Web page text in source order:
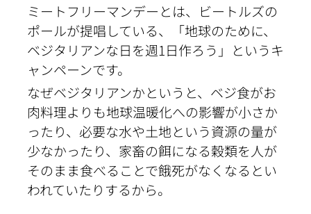
ミートフリーマンデーとは、ビートルズの
ポールが提唱している、「地球のために、
ベジタリアンな日を週1日作ろう」というキ
ャンペーンです。
なぜベジタリアンかというと、ベジ食がお
肉料理よりも地球温暖化への影響が小さか
ったり、必要な水や土地という資源の量が
少なかったり、家畜の餌になる穀類を人が
そのまま食べることで餓死がなくなるとい
われていたりするから。